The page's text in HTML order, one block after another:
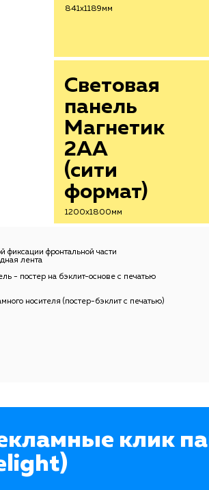
841х1189мм
Световая
панель
Магнетик
2АА
(сити
формат)
1200х1800мм
фиксации фронтальной части
лента
- постер на бэклит-основе с печатью
носителя (постер-бэклит с печатью)
клик